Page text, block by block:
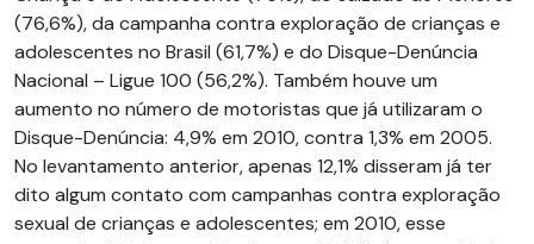
(76,6%), da campanha contra exploração de crianças e
adolescentes no Brasil (61,7%) e do Disque-Denúncia
Nacional – Ligue 100 (56,2%). Também houve um
aumento no número de motoristas que já utilizaram o
Disque-Denúncia: 4,9% em 2010, con­tra 1,3% em 2005.
No levantamento anterior, apenas 12,1% disseram já ter
dito algum contato com campanhas contra exploração
sexual de crianças e adolescentes; em 2010, esse